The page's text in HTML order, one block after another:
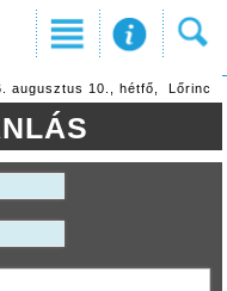
augusztus 10., hétfő, Lőrinc